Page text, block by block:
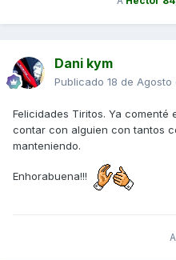
Dani kym
Publicado 18 de Agosto
Felicidades Tiritos. Ya
contar con alguien con tantos
manteniendo.
Enhorabuena!!!
A